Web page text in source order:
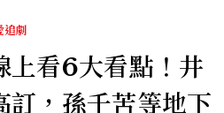
劇
上看6大看點！井
訂，孫千苦等地下